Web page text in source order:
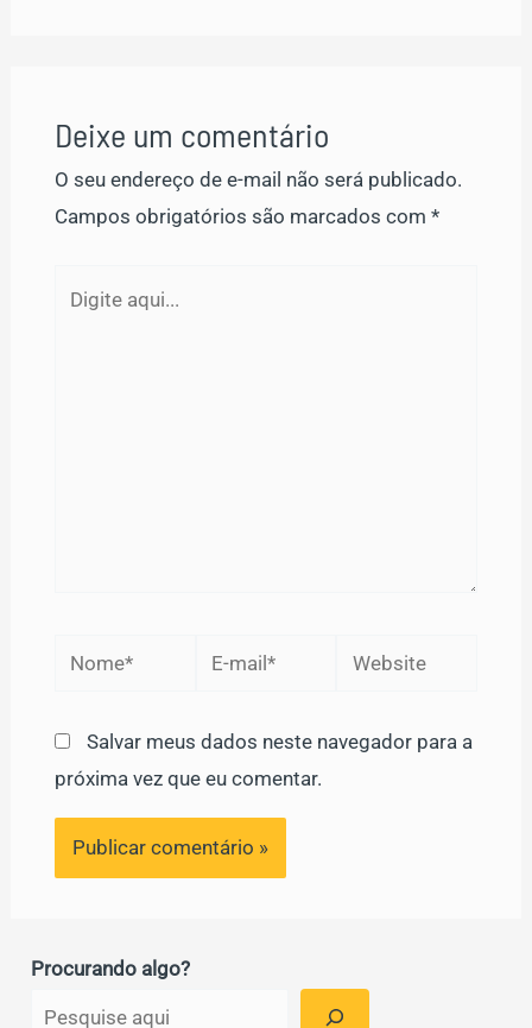
Deixe um comentário
O seu endereço de e-mail não será publicado.
Campos obrigatórios são marcados com *
Nome* Website
Salvar meus dados neste navegador para a
próxima vez que eu comentar.
Procurando algo?